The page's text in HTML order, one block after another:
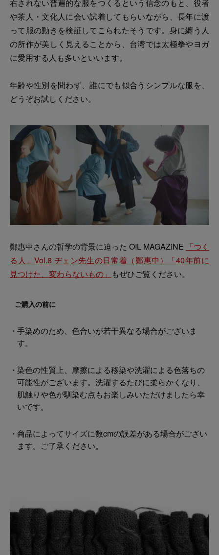
右されない普遍的な服をつくるという信念のもと、役者
や茶人・文化人に会い試着してもらいながら、長年に渡
って服の動きを検証してこられたそうです。身に纏う人
の所作が美しく見えることから、台湾では太極拳やヨガ
に愛用する人も多いといいます。
年齢や性別を問わず、誰にでも似合うシンプルな服を、
どうぞお試しください。
鄭惠中さんの哲学の背景に迫った OIL MAGAZINE
「つく
る人」Vol.8 ヂェン先生の日常着（鄭惠中）「40年前に
見つけた、変わらないもの」 もぜひご覧ください。
ご購入の前に
手染めのため、色合いが若干異なる場合がございま
す。
染色の性質上、摩擦による移染や洗濯による色落ちの
可能性がございます。洗濯するたびに柔らかくなり、
肌触りや色が馴染む点もお楽しみいただけましたら幸
いです。
商品によってサイズに数cmの誤差がある場合がござい
ます。ご了承ください。